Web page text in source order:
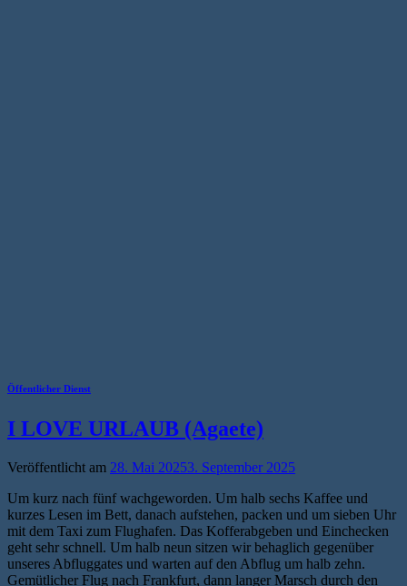
Öffentlicher Dienst
I LOVE URLAUB (Agaete)
Veröffentlicht am 28. Mai 20253. September 2025
Um kurz nach fünf wachgeworden. Um halb sechs Kaffee und
kurzes Lesen im Bett, danach aufstehen, packen und um sieben Uhr
mit dem Taxi zum Flughafen. Das Kofferabgeben und Einchecken
geht sehr schnell. Um halb neun sitzen wir behaglich gegenüber
unseres Abfluggates und warten auf den Abflug um halb zehn.
Gemütlicher Flug nach Frankfurt, dann langer Marsch durch den